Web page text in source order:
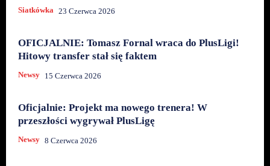
Siatkówka 23 Czerwca 2026
OFICJALNIE: Tomasz Fornal wraca do PlusLigi!
Hitowy transfer stał się faktem
Newsy 15 Czerwca 2026
Oficjalnie: Projekt ma nowego trenera! W
przeszłości wygrywał PlusLigę
Newsy 8 Czerwca 2026